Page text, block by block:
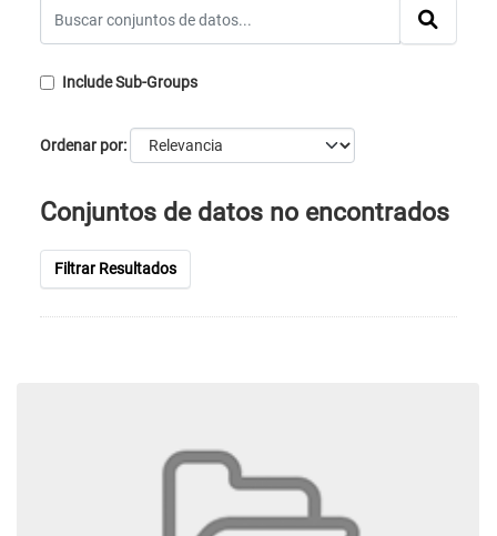
Include Sub-Groups
Ordenar por
Conjuntos de datos no encontrados
Filtrar Resultados